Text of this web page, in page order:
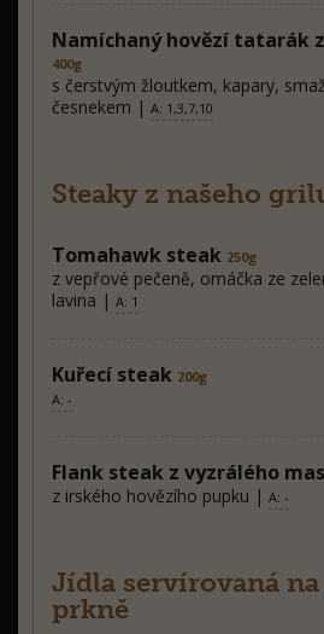
Namíchaný hovězí tatarák
400g
s čerstvým žloutkem, kapary,
česnekem | A: 1,3,7,10
Steaky z našeho
Tomahawk steak 250g
z vepřové pečeně, omáčka ze
lavina | A: 1
Kuřecí steak 200g
A: -
Flank steak z vyzrálého
z irského hovězího pupku | A: -
Jídla servírovaná
prkně